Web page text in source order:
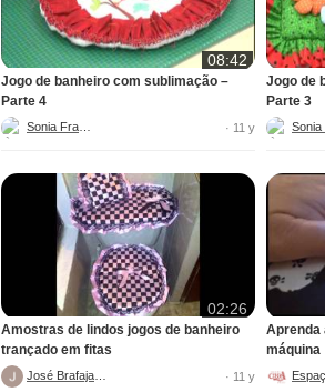
08:42
Jogo de banheiro com sublimação –
Parte 4
· 11 y
Jogo de
Parte 3
02:26
Amostras de lindos jogos de banheiro
trançado em fitas
· 11 y
Aprenda
máquina